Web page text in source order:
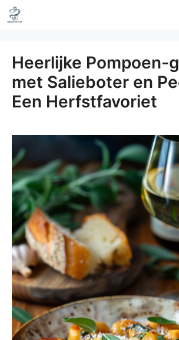
Ga
naar
inhoud
Heerlijke Pompoen-
met Salieboter en
Een Herfstfavoriet